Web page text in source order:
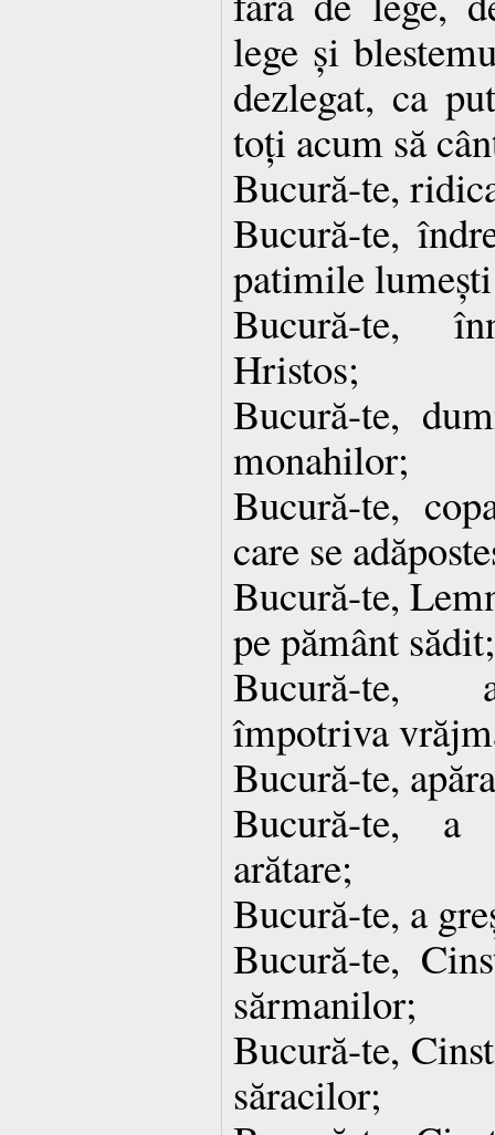
lege și
dezlegat, ca
toți acum să
Bucură-te,
Bucură-te,
patimile
Bucură-te,
Hristos;
Bucură-te,
monahilor;
Bucură-te,
care se
Bucură-te,
pe pământ sădit;
Bucură-te,
împotriva
Bucură-te,
Bucură-te, a
arătare;
Bucură-te, a
Bucură-te,
sărmanilor;
Bucură-te,
săracilor;